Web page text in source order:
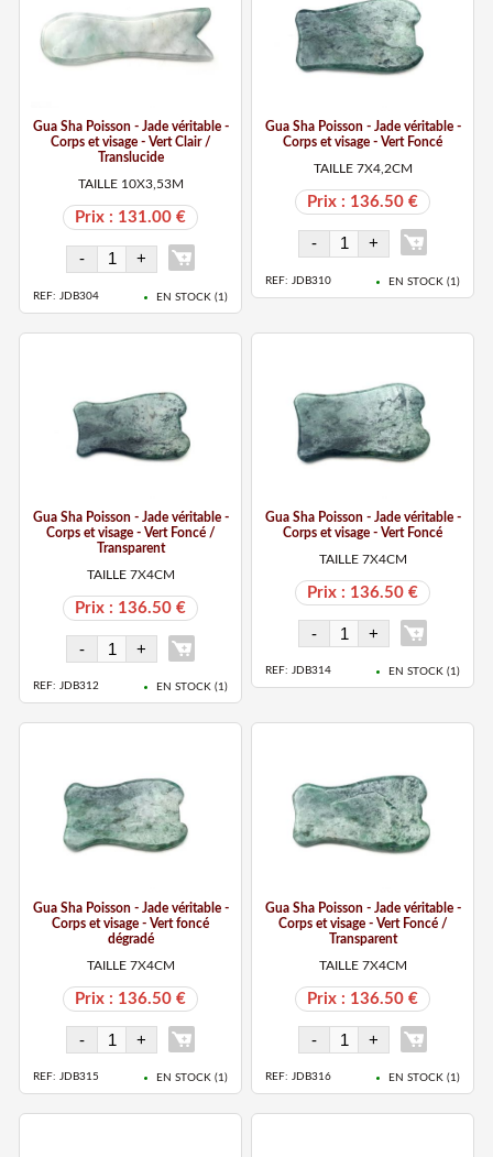
Gua Sha Poisson - Jade véritable -
Corps et visage - Vert Clair /
Translucide
TAILLE 10X3,53M
Prix : 131.00 €
REF: JDB304 EN STOCK ( 1 )
Gua Sha Poisson - Jade véritable -
Corps et visage - Vert Foncé
TAILLE 7X4,2CM
Prix : 136.50 €
REF: JDB310 EN STOCK ( 1 )
Gua Sha Poisson - Jade véritable -
Corps et visage - Vert Foncé /
Transparent
TAILLE 7X4CM
Prix : 136.50 €
REF: JDB312 EN STOCK ( 1)
Gua Sha Poisson - Jade véritable -
Corps et visage - Vert Foncé
TAILLE 7X4CM
Prix : 136.50 €
REF: JDB314 EN STOCK ( 1)
Gua Sha Poisson - Jade véritable -
Corps et visage - Vert foncé
dégradé
TAILLE 7X4CM
Prix : 136.50 €
REF: JDB315 EN STOCK ( 1)
Gua Sha Poisson - Jade véritable -
Corps et visage - Vert Foncé /
Transparent
TAILLE 7X4CM
Prix : 136.50 €
REF: JDB316 EN STOCK ( 1)